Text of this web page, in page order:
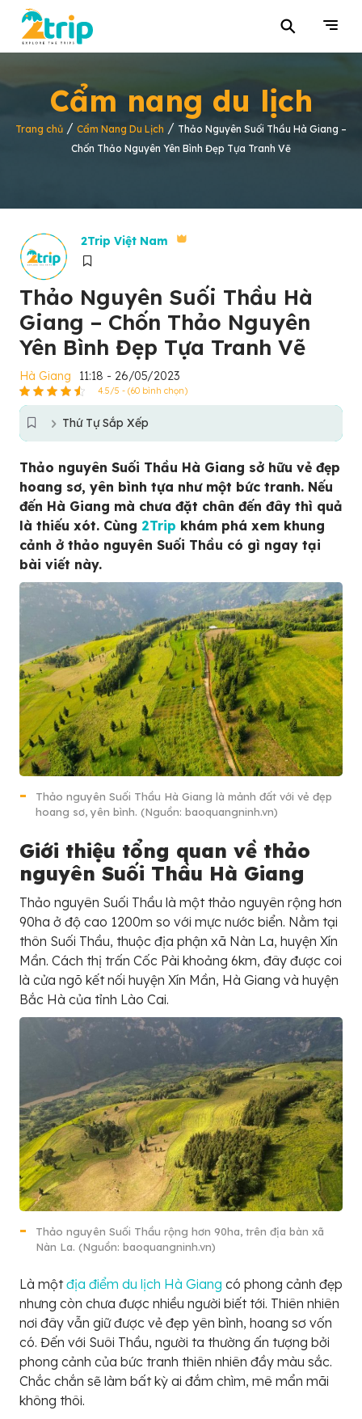
⚲
Cẩm nang du lịch
Trang chủ / Cẩm Nang Du Lịch / Thảo Nguyên Suối Thầu Hà Giang –
Chốn Thảo Nguyên Yên Bình Đẹp Tựa Tranh Vẽ
2Trip Việt Nam
Thảo Nguyên Suối Thầu Hà
Giang – Chốn Thảo Nguyên
Yên Bình Đẹp Tựa Tranh Vẽ
Hà Giang 11:18 - 26/05/2023
4.5/5 - (60 bình chọn)
Thứ Tự Sắp Xếp
Thảo nguyên Suối Thầu Hà Giang sở hữu vẻ đẹp
hoang sơ, yên bình tựa như một bức tranh. Nếu
đến Hà Giang mà chưa đặt chân đến đây thì quả
là thiếu xót. Cùng 2Trip khám phá xem khung
cảnh ở thảo nguyên Suối Thầu có gì ngay tại
bài viết này.
Thảo nguyên Suối Thầu Hà Giang là mảnh đất với vẻ đẹp
hoang sơ, yên bình. (Nguồn: baoquangninh.vn)
Giới thiệu tổng quan về thảo
nguyên Suối Thầu Hà Giang
Thảo nguyên Suối Thầu là một thảo nguyên rộng hơn
90ha ở độ cao 1200m so với mực nước biển. Nằm tại
thôn Suối Thầu, thuộc địa phận xã Nàn La, huyện Xín
Mần. Cách thị trấn Cốc Pài khoảng 6km, đây được coi
là cửa ngõ kết nối huyện Xín Mần, Hà Giang và huyện
Bắc Hà của tỉnh Lào Cai.
Thảo nguyên Suối Thầu rộng hơn 90ha, trên địa bàn xã
Nàn La. (Nguồn: baoquangninh.vn)
Là mộtđịa điểm du lịch Hà Giang có phong cảnh đẹp
nhưng còn chưa được nhiều người biết tới. Thiên nhiên
nơi đây vẫn giữ được vẻ đẹp yên bình, hoang sơ vốn
có. Đến với Suôi Thầu, người ta thường ấn tượng bởi
phong cảnh của bức tranh thiên nhiên đầy màu sắc.
Chắc chắn sẽ làm bất kỳ ai đắm chìm, mê mẩn mãi
không thôi.